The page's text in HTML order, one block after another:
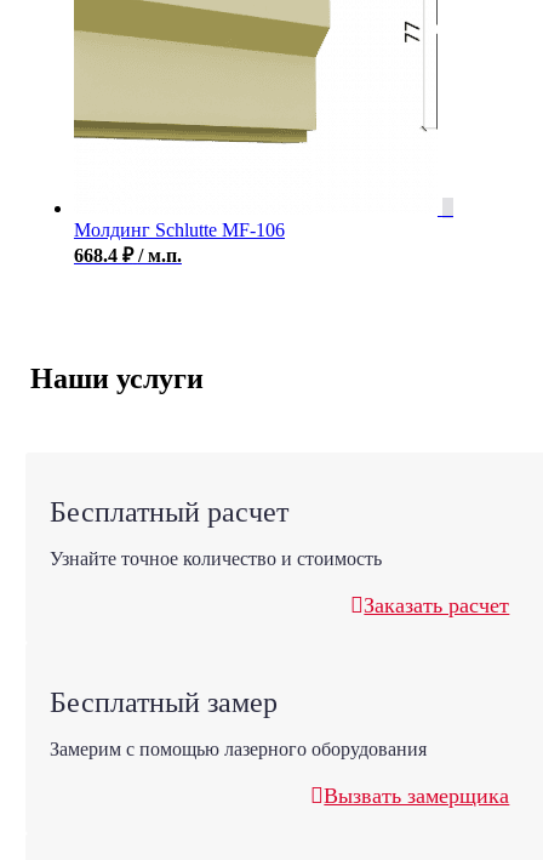
Молдинг Schlutte MF-106
668.4 ₽ / м.п.
Наши услуги
Бесплатный расчет
Узнайте точное количество и стоимость
Заказать расчет
Бесплатный замер
Замерим с помощью лазерного оборудования
Вызвать замерщика